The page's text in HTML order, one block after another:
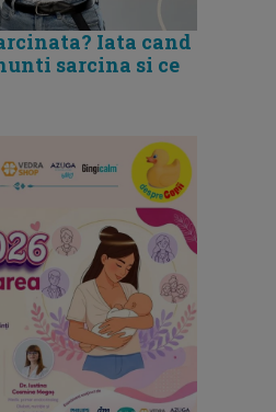
Iata cand
sarcina si ce